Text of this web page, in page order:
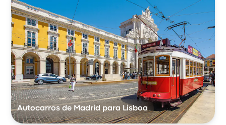
Autocarros de Madrid para Lisboa